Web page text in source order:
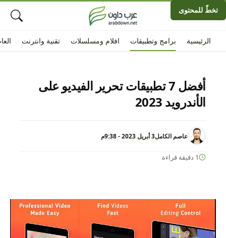
تخطّ للمحتوى
الرئيسية افلام ومسلسلات تقنية وانترنت برامج وتطبيقات
أفضل 7 تطبيقات تحرير الفيديو على
الأندرويد 2023
عاصم الكامل3 أبريل 2023 - 9:38م
1 دقيقة قراءة